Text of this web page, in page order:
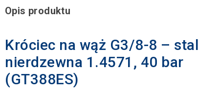
Opis produktu
Króciec na wąż G3/8-8 – stal
nierdzewna 1.4571, 40 bar
(GT388ES)